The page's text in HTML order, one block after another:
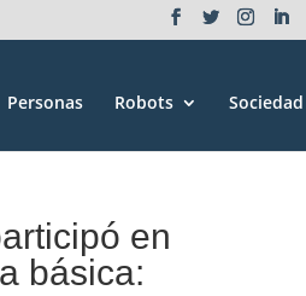
Personas Robots Sociedad
en
básica: